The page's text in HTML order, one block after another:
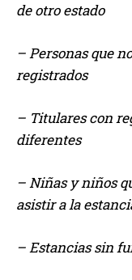
de otro estado
– Personas que
registrados
– Titulares con
diferentes
– Niñas y niños
asistir a la
– Estancias sin